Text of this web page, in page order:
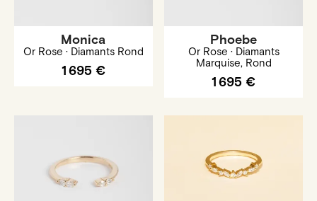
Monica
Or Rose · Diamants Rond
1 695 €
Phoebe
Or Rose · Diamants
Marquise, Rond
1 695 €